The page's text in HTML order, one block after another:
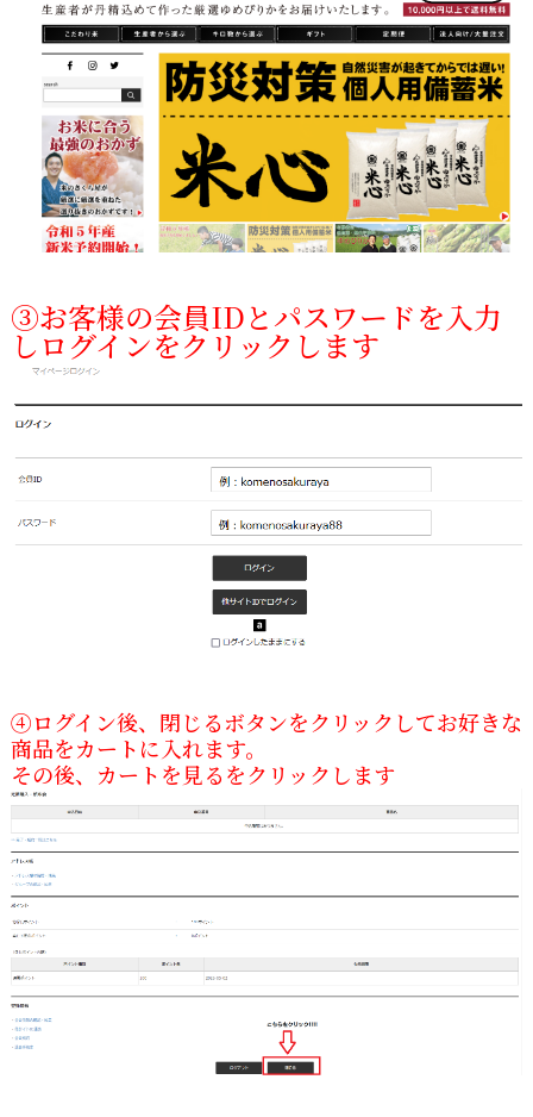
③お客様の会員IDとパスワードを入力
しログインをクリックします
④ログイン後、閉じるボタンをクリックしてお好きな
商品をカートに入れます。
その後、カートを見るをクリックします